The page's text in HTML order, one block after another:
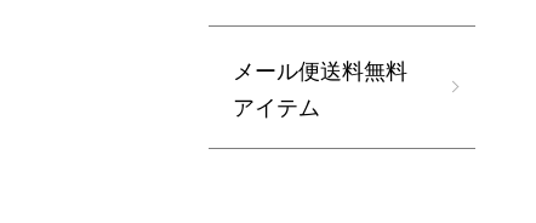
メール便送料無料
アイテム